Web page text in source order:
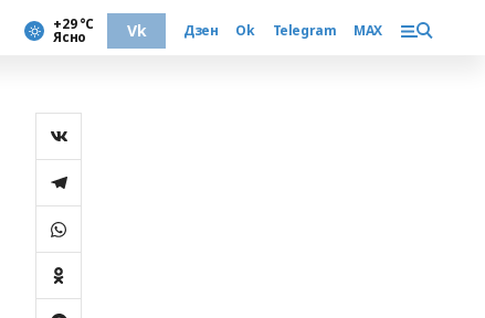
+29 °С
Ясно Vk Дзен Ok Telegram MAX